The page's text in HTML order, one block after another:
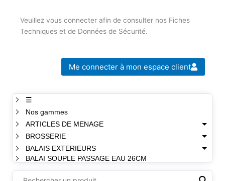
Veuillez vous connecter afin de consulter nos Fiches
Techniques et de Données de Sécurité.
Me connecter à mon espace client
☰
Nos gammes
ARTICLES DE MENAGE
BROSSERIE
BALAIS EXTERIEURS
BALAI SOUPLE PASSAGE EAU 26CM